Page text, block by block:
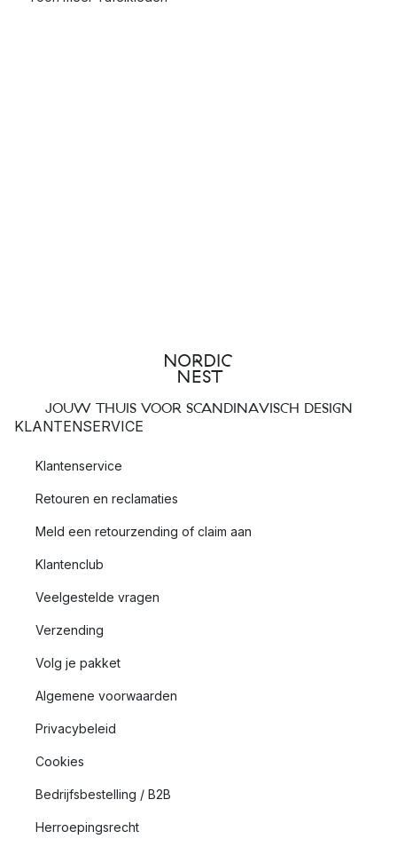
JOUW THUIS VOOR SCANDINAVISCH DESIGN
KLANTENSERVICE
Klantenservice
Retouren en reclamaties
Meld een retourzending of claim aan
Klantenclub
Veelgestelde vragen
Verzending
Volg je pakket
Algemene voorwaarden
Privacybeleid
Cookies
Bedrijfsbestelling / B2B
Herroepingsrecht